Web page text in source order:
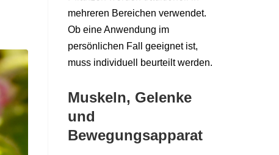
mehreren Bereichen verwendet.
Ob eine Anwendung im
persönlichen Fall geeignet ist,
muss individuell beurteilt werden.
Muskeln, Gelenke
und
Bewegungsapparat